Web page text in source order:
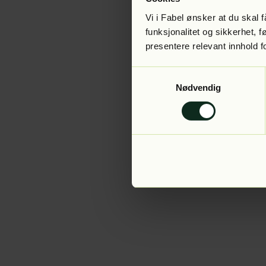
Vi i Fabel ønsker at du skal
funksjonalitet og sikkerhet,
presentere relevant innhold
Nødvendig
Application